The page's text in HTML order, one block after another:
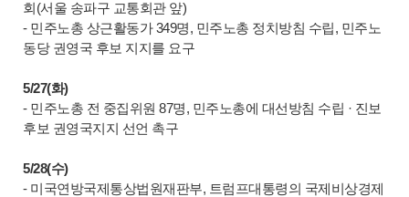
회(서울 송파구 교통회관 앞)
- 민주노총 상근활동가 349명, 민주노총 정치방침 수립, 민주노
동당 권영국 후보 지지를 요구
5/27(화)
- 민주노총 전 중집위원 87명, 민주노총에 대선방침 수립 · 진보
후보 권영국지지 선언 촉구
5/28(수)
- 미국연방국제통상법원재판부, 트럼프대통령의 국제비상경제